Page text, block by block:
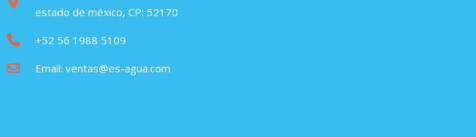
estado de méxico, CP: 52170
+52 56 1988 5109
Email: ventas@es-agua.com